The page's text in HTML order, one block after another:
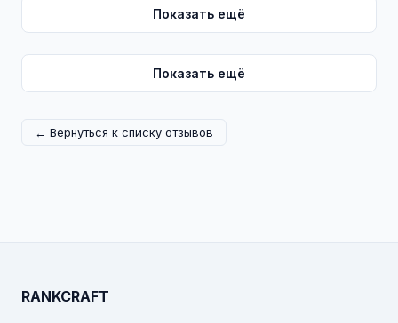
Показать ещё
Показать ещё
← Вернуться к списку отзывов
RANKCRAFT